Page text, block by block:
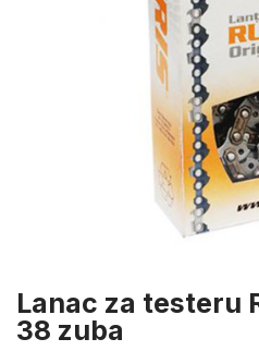
Lanac za testeru
38 zuba